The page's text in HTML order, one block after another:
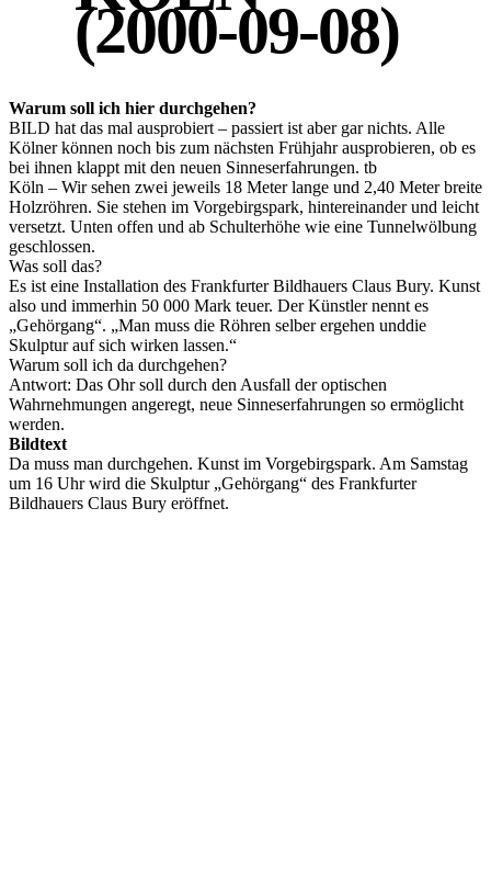
(2000-09-08)
Warum soll ich hier durchgehen?
BILD hat das mal ausprobiert – passiert ist aber gar nichts. Alle
Kölner können noch bis zum nächsten Frühjahr ausprobieren, ob es
bei ihnen klappt mit den neuen Sinneserfahrungen. tb
Köln – Wir sehen zwei jeweils 18 Meter lange und 2,40 Meter breite
Holzröhren. Sie stehen im Vorgebirgspark, hintereinander und leicht
versetzt. Unten offen und ab Schulterhöhe wie eine Tunnelwölbung
geschlossen.
Was soll das?
Es ist eine Installation des Frankfurter Bildhauers Claus Bury. Kunst
also und immerhin 50 000 Mark teuer. Der Künstler nennt es
„Gehörgang“. „Man muss die Röhren selber ergehen unddie
Skulptur auf sich wirken lassen.“
Warum soll ich da durchgehen?
Antwort: Das Ohr soll durch den Ausfall der optischen
Wahrnehmungen angeregt, neue Sinneserfahrungen so ermöglicht
werden.
Bildtext
Da muss man durchgehen. Kunst im Vorgebirgspark. Am Samstag
um 16 Uhr wird die Skulptur „Gehörgang“ des Frankfurter
Bildhauers Claus Bury eröffnet.